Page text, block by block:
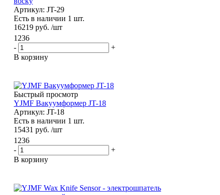
Артикул: JT-29
Есть в наличии 1 шт.
16219 руб. /шт
1236
-
+
В корзину
Быстрый просмотр
YJMF Вакуумформер JT-18
Артикул: JT-18
Есть в наличии 1 шт.
15431 руб. /шт
1236
-
+
В корзину